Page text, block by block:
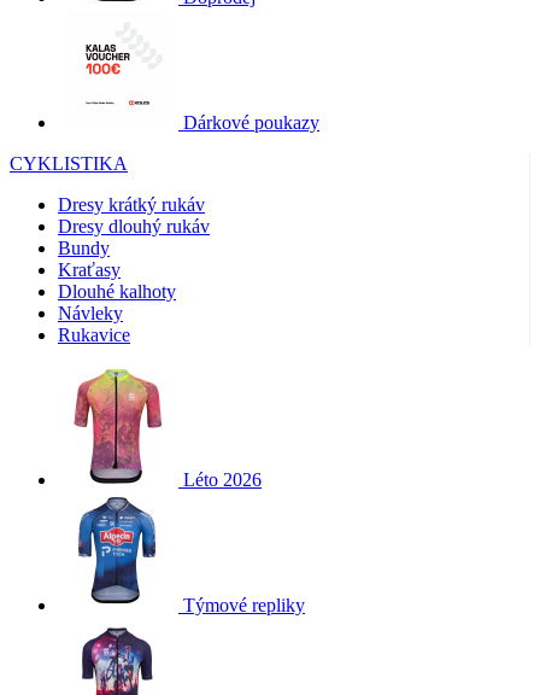
Dárkové poukazy
CYKLISTIKA
Dresy krátký rukáv
Dresy dlouhý rukáv
Bundy
Kraťasy
Dlouhé kalhoty
Návleky
Rukavice
Léto 2026
Týmové repliky